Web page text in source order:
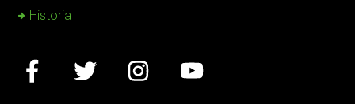
Historia